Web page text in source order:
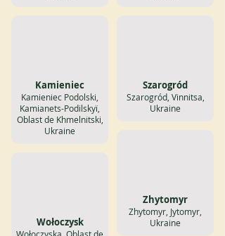
Kamieniec
Kamieniec Podolski,
Kamianets-Podilskyï,
Oblast de Khmelnitski,
Ukraine
Wołoczysk
Szarogród
Szarogród, Vinnitsa,
Ukraine
Zhytomyr
Zhytomyr, Jytomyr,
Ukraine